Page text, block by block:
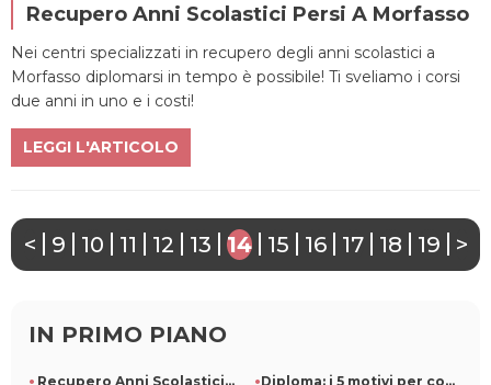
Recupero Anni Scolastici Persi A Morfasso
Nei centri specializzati in recupero degli anni scolastici a
Morfasso diplomarsi in tempo è possibile! Ti sveliamo i corsi
due anni in uno e i costi!
LEGGI L'ARTICOLO
< 9 10 11 12 13 14 15 16 17 18 19 >
IN PRIMO PIANO
Recupero Anni Scolastici Persi A Napoli Diploma: i 5 motivi per conseguirlo, anche in ritardo